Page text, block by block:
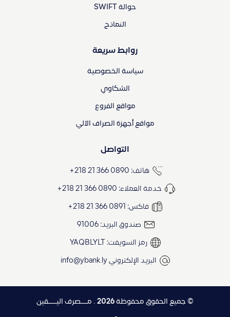
حوالة SWIFT
النماذج
روابط سريعة
سياسة الخصوصية
الشكاوي
مواقع الفروع
مواقع أجهزة الصراف الآلي
التواصل
هاتف: 0890 366 21 218+
خدمة العملاء: 0890 366 21 218+
فاكس: 0891 366 21 218+
صندوق البريد: 91006
رمز السويفت: YAQBLYLT
البريد الإلكترونيinfo@ybank.ly
© جميع الحقوق محفوظة 2026 . مـــصرف اليــــقين